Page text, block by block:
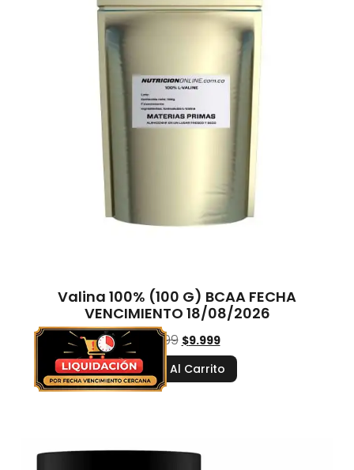
Valina 100% (100 G) BCAA FECHA
VENCIMIENTO 18/08/2026
19.999 $9.999
Añadir Al Carrito